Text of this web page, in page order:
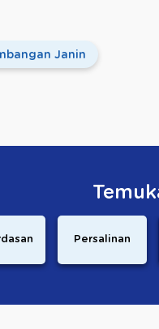
Janin
Persalinan